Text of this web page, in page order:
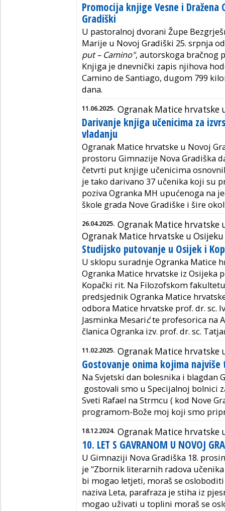
Promocija knjige Vesne i Dražena
Gradiški
U pastoralnoj dvorani Župe
Marije u Novoj Gradiški 25. srpnja
put – Camino", autorskoga bračnog
Knjiga je dnevnički zapis njihova
Camino de Santiago, dugom 799
dana.
11.06.2025. Ogranak Matice hrvatske
Darivanje knjiga učenicima za
vladanju
Ogranak Matice hrvatske u Novoj
prostoru Gimnazije Nova Gradiška
četvrti put knjige učenicima
je tako darivano 37 učenika koji su
poziva Ogranka MH upućenoga na
škole grada Nove Gradiške i šire
26.04.2025. Ogranak Matice hrvatske
Ogranak Matice hrvatske u Osijeku
Studijsko putovanje u Osijek i
U sklopu suradnje Ogranka Matice
Ogranka Matice hrvatske iz Osijeka
Kopački rit. Na Filozofskom
predsjednik Ogranka Matice
odbora Matice hrvatske prof. dr. sc.
Jasminka Mesarićte profesorica na
članica Ogranka izv. prof. dr. sc.
11.02.2025. Ogranak Matice hrvatske
Gostovanje onima kojima najviše
Na Svjetski dan bolesnika i blagdan
gostovali smo u Specijalnoj bolnici
Sveti Rafael na Strmcu ( kod Nove
programom-Bože moj koji smo
18.12.2024. Ogranak Matice hrvatske
10. LET S GAVRANOM U NOVOJ
U Gimnaziji Nova Gradiška 18.
je "Zbornik literarnih radova
bi mogao letjeti, moraš se
naziva Leta, parafraza je stiha iz
mogao uživati u toplini moraš se